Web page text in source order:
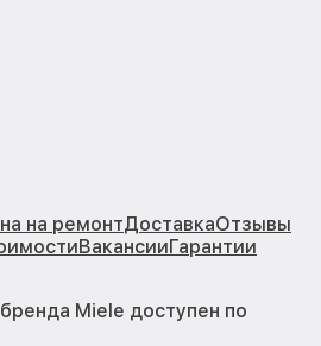
на ремонтДоставкаОтзывы
ВакансииГарантии
Miele доступен по